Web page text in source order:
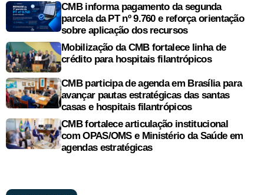
CMB informa pagamento da segunda
parcela da PT nº 9.760 e reforça orientação
sobre aplicação dos recursos
Mobilização da CMB fortalece linha de
crédito para hospitais filantrópicos
CMB participa de agenda em Brasília para
avançar pautas estratégicas das santas
casas e hospitais filantrópicos
CMB fortalece articulação institucional
com OPAS/OMS e Ministério da Saúde em
agendas estratégicas